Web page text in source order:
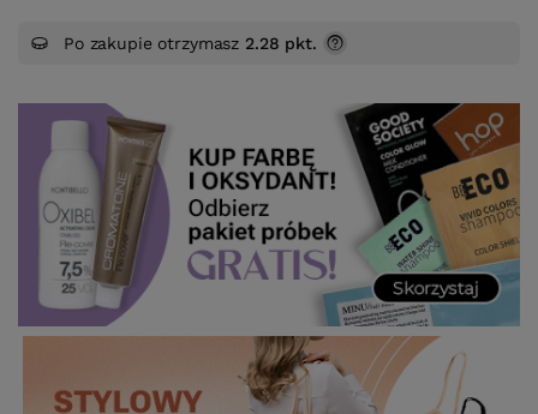
Po zakupie otrzymasz 2.28 pkt.